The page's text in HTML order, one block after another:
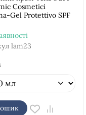
Cosmetici
Gel Protettivo SPF
lam23